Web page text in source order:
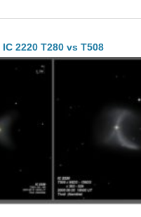
IC 2220 T280 vs T508